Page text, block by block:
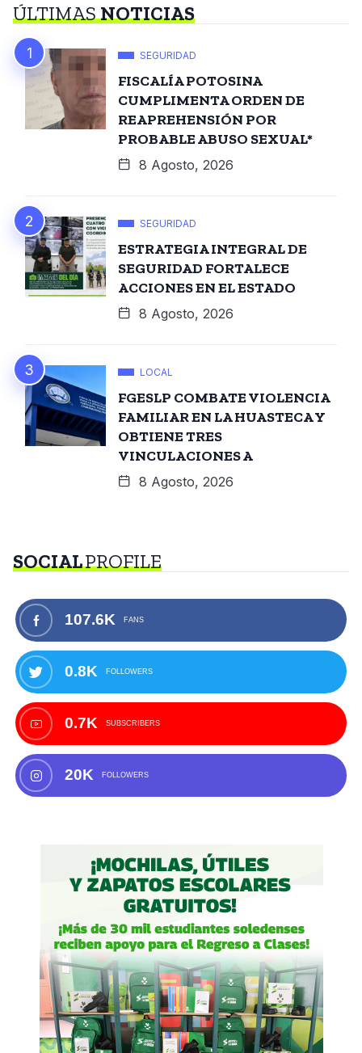
ÚLTIMASNOTICIAS
SEGURIDAD
FISCALÍA POTOSINA
CUMPLIMENTA ORDEN DE
REAPREHENSIÓN POR
PROBABLE ABUSO SEXUAL*
8 Agosto, 2026
SEGURIDAD
ESTRATEGIA INTEGRAL DE
SEGURIDAD FORTALECE
ACCIONES EN EL ESTADO
8 Agosto, 2026
LOCAL
FGESLP COMBATE VIOLENCIA
FAMILIAR EN LA HUASTECA Y
OBTIENE TRES
VINCULACIONES A
8 Agosto, 2026
SOCIALPROFILE
107.6K FANS
0.8K FOLLOWERS
0.7K SUBSCRIBERS
20K FOLLOWERS